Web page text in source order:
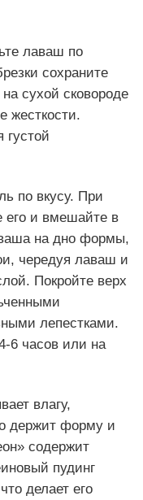
лаваш по
сохраните
сухой сковороде
жесткости.
по вкусу. При
его и вмешайте в
на дно формы,
чередуя лаваш и
Покройте верх
лепестками.
6 часов или на
влагу,
держит форму и
содержит
пудинг
делает его